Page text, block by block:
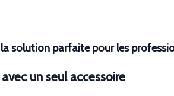
solution parfaite pour les
un seul accessoire